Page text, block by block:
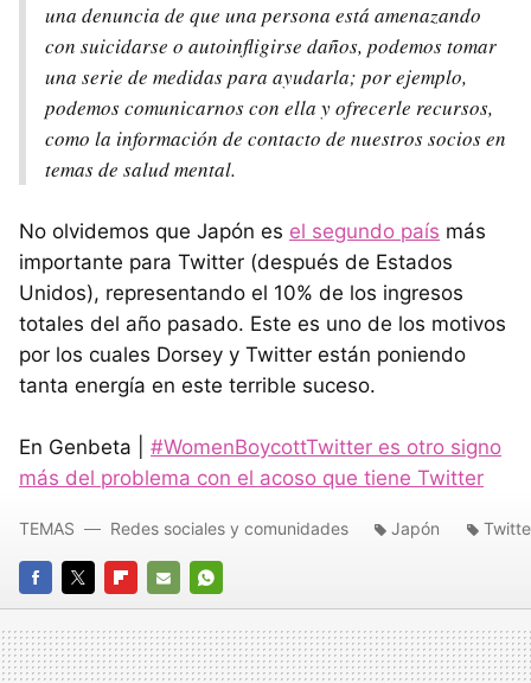
una denuncia de que una persona está amenazando
con suicidarse o autoinfligirse daños, podemos tomar
una serie de medidas para ayudarla; por ejemplo,
podemos comunicarnos con ella y ofrecerle recursos,
como la información de contacto de nuestros socios en
temas de salud mental.
No olvidemos que Japón es el segundo país más
importante para Twitter (después de Estados
Unidos), representando el 10% de los ingresos
totales del año pasado. Este es uno de los motivos
por los cuales Dorsey y Twitter están poniendo
tanta energía en este terrible suceso.
En Genbeta | #WomenBoycottTwitter es otro signo
más del problema con el acoso que tiene Twitter
FACEBOOK
TWITTERFLIPBOARD
E-
MAIL
WHATSAPP
TEMAS Redes sociales y comunidades Japón